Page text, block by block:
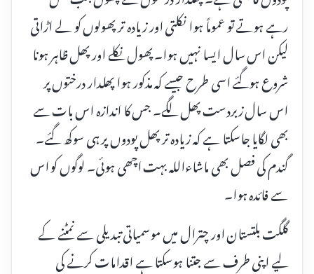
رہے ہوتے تو عموماً ہوا نکلتی اور زیادہ تر پھولوں کو لے اڑاتی
لیکن اس سال ایسا نہیں ہوا۔ پھول نکلے اور پھل ظاہر ہونا
شروع ہوگئے اسی طرح جیسے کہ مذکور ہوا پھلدار درختوں پر
اس سال زبردست پھل لگے۔ جس کا اندازہ اس بات سے
بھی لگایا جاسکتا ہے کہ زیادہ تر پھل پودوں پر ہی سوکھ گئے۔
گندم کی فصل بھی ماشاءاللہ بہت اچھی ہوئی۔ لوگوں کو اس
سے فائدہ ہوا۔
گلگت بلتستان اور چترال میں موسمیاتی تبدیلی سے نمٹنے کے
لیے اپنی طرف سے جتنا ہوسکتا ہے اقدامات کرنے کی